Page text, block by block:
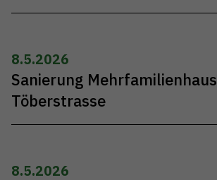
8.5.2026
Sanierung Mehrfamilienhaus
Töberstrasse
8.5.2026